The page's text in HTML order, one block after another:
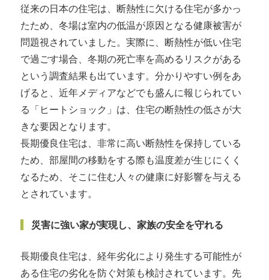
従来の日本の住宅は、断熱性に欠ける住宅が多かっ
たため、冬場は室内の低温が原因となる健康被害が
問題視されていました。実際に、断熱性が低い住宅
で過ごす場合、冬期の死亡率を高めるリスクがある
という調査結果も出ています。分かりやすい例をあ
げると、近年メディアなどでも盛んに報じられてい
る「ヒートショック」は、住宅の断熱性の低さが大
きな要因となります。
長期優良住宅は、非常に高い断熱性を保持している
ため、部屋間の移動をする際も温度差が生じにくく
なるため、そこに住む人々の健康に好影響を与える
とされています。
災害に強い家が実現し、家族の安全を守れる
長期優良住宅は、経年劣化により発生する可能性が
ある住宅の劣化を防ぐ対策も検討されています。先